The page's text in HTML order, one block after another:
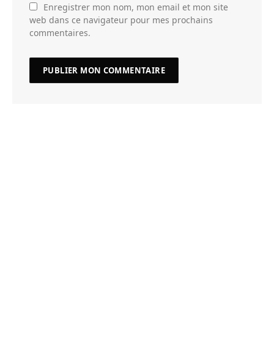
Enregistrer mon nom, mon email et mon site
web dans ce navigateur pour mes prochains
commentaires.